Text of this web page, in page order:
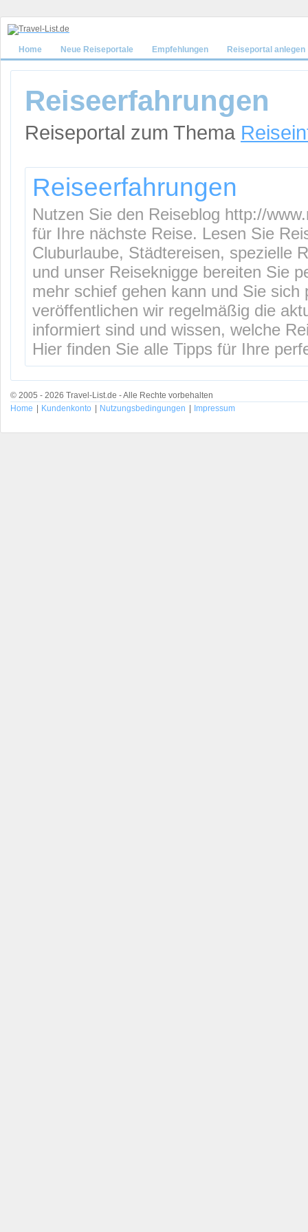
Home Neue Reiseportale Empfehlungen Reiseportal anlegen
Reiseerfahrungen
Reiseportal zum Thema
Reiseerfahrungen
Nutzen Sie den Reiseblog http://
für Ihre nächste Reise. Lesen Sie
Cluburlaube, Städtereisen, spezielle
und unser Reiseknigge bereiten Sie
mehr schief gehen kann und Sie
veröffentlichen wir regelmäßig die
informiert sind und wissen, welche
Hier finden Sie alle Tipps für Ihre
© 2005 - 2026 Travel-List.de - Alle Rechte vorbehalten
Home
Kundenkonto Nutzungsbedingungen Impressum